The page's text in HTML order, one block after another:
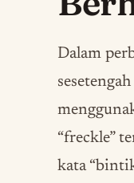
Dalam
“freckle”
kata